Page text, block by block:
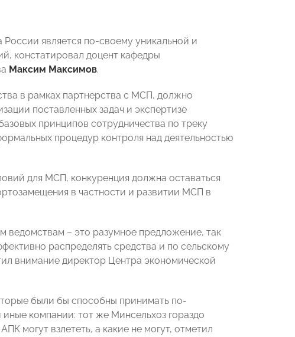
является по-своему уникальной и
констатировал доцент кафедры
Максим Максимов.
в рамках партнерства с МСП, должно
поставленных задач и экспертизе
принципов сотрудничества по треку
процедур контроля над деятельностью
для МСП, конкуренция должна оставаться
в частности и развитии МСП в
ведомствам – это разумное предложение, так
распределять средства и по сельскому
внимание директор Центра экономической
были бы способны принимать по-
компании: тот же Минсельхоз гораздо
могут взлететь, а какие не могут, отметил